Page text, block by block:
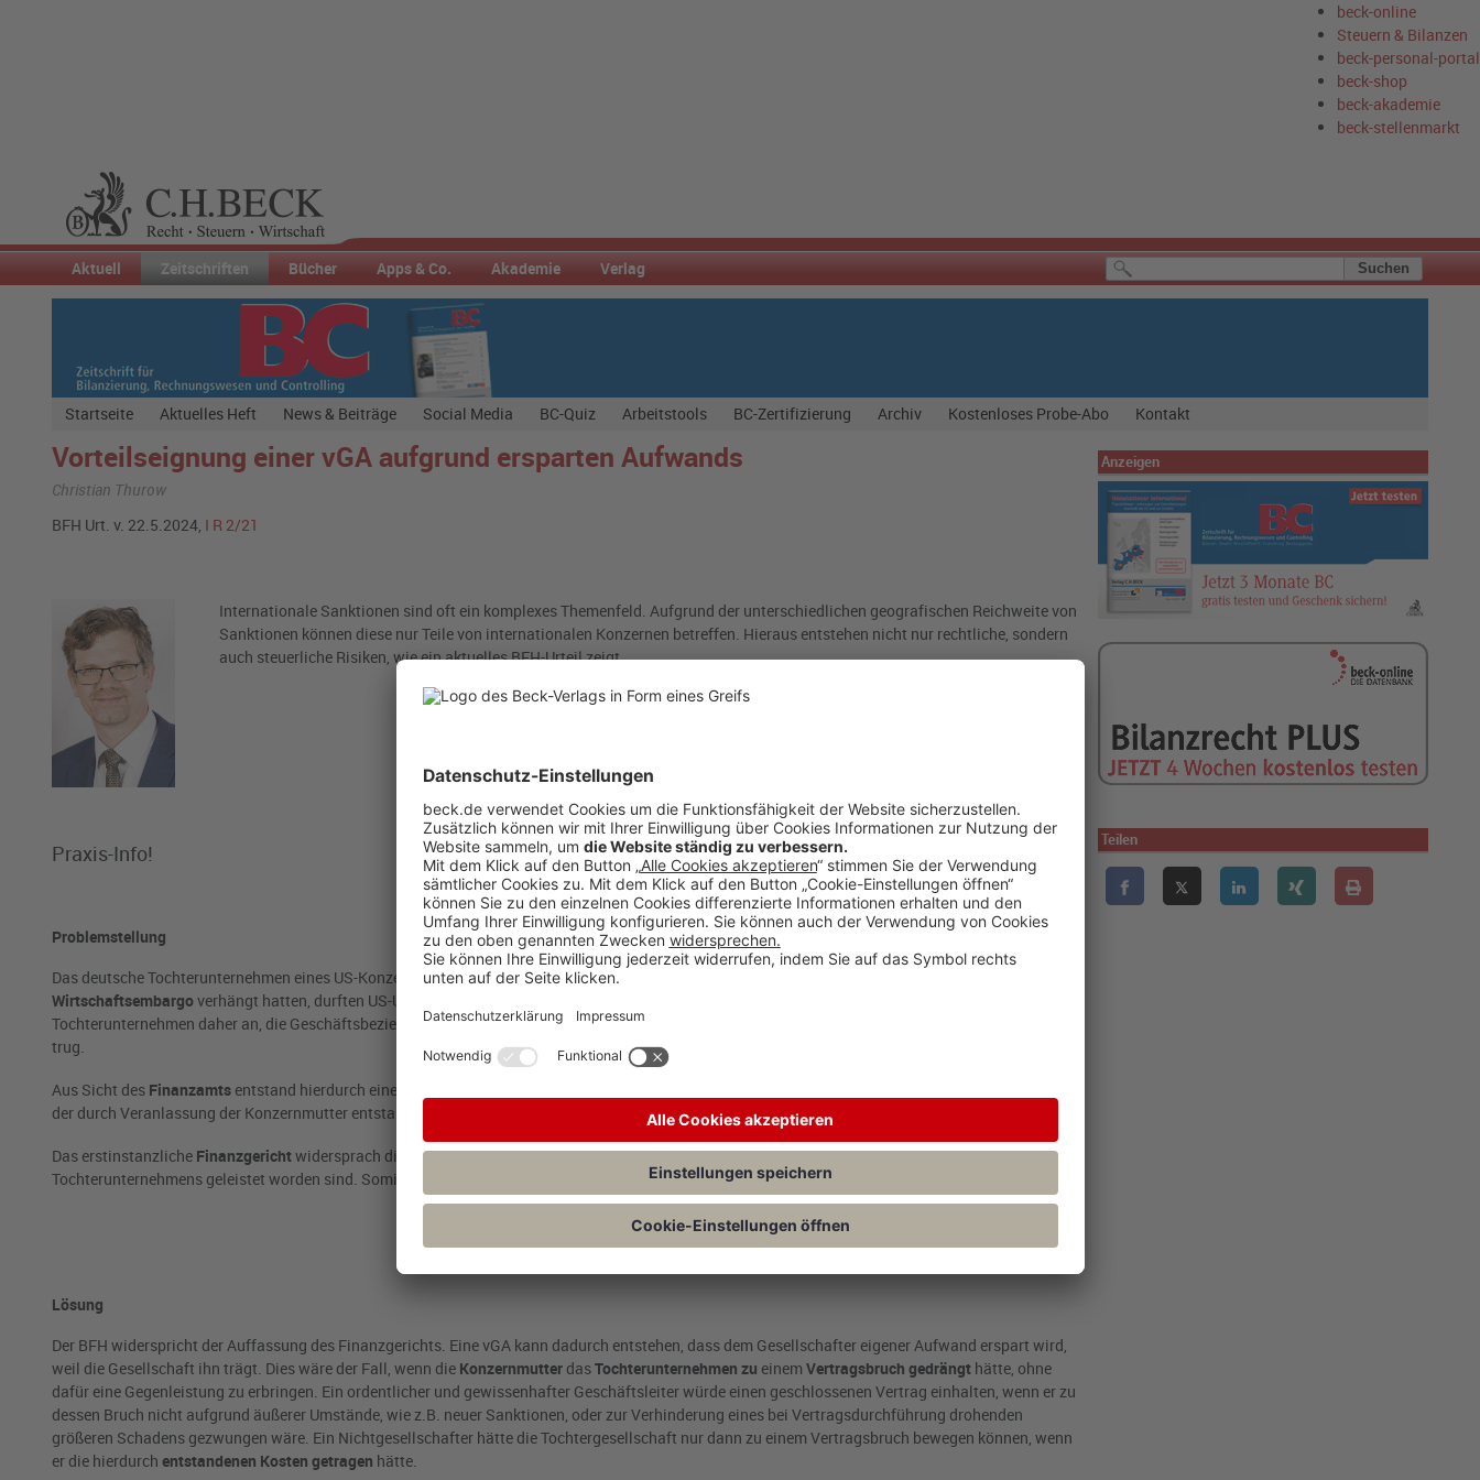
beck-online
Steuern & Bilanzen
beck-personal-portal
beck-shop
beck-akademie
beck-stellenmarkt
Aktuell Zeitschriften Bücher Apps & Co. Akademie Verlag
Startseite Aktuelles Heft News & Beiträge Social Media BC-Quiz Arbeitstools BC-Zertifizierung Archiv Kostenloses Probe-Abo Kontakt
Vorteilseignung einer vGA aufgrund ersparten Aufwands
Christian Thurow
BFH Urt. v. 22.5.2024, I R 2/21
Internationale Sanktionen sind oft ein komplexes Themenfeld. Aufgrund der unterschiedlichen geografischen Reichweite von
Sanktionen können diese nur Teile von internationalen Konzernen betreffen. Hieraus entstehen nicht nur rechtliche, sondern
auch steuerliche Risiken, wie ein aktuelles BFH-Urteil zeigt.
Praxis-Info!
Problemstellung
Das deutsche Tochterunternehmen eines US-Konzerns war geschäftlich in Venezuela tätig. Nachdem die USA gegen das südamerikanische Land ein
Wirtschaftsembargoverhängt hatten, durften US-Unternehmen das Land nicht mehr beliefern. Die Konzernmutter wies das deutsche
Tochterunternehmen daher an, die Geschäftsbeziehung zu beenden. Dies führte zu einer
trug.
Aus Sicht des Finanzamts entstand hierdurch eine verdeckte Gewinnausschüttung (vGA), da das deutsche Unternehmen einen Aufwand getragen hat,
der durch Veranlassung der Konzernmutter entstanden war. Dieser wurde somit ein eigener Aufwand erspart.
Das erstinstanzliche Finanzgerichtwidersprach dieser Sichtweise mit der Begründung, dass die Zahlungen aufgrund rechtlicher Verpflichtungen des
Tochterunternehmens geleistet worden sind. Somit liege keine Veranlassung durch das Gesellschafterverhältnis vor; eine vGA scheide aus.
Lösung
Der BFH widerspricht der Auffassung des Finanzgerichts. Eine vGA kann dadurch entstehen, dass dem Gesellschafter eigener Aufwand erspart wird,
weil die Gesellschaft ihn trägt. Dies wäre der Fall, wenn die Konzernmutter dasTochterunternehmen zu einem Vertragsbruch gedrängt hätte, ohne
dafür eine Gegenleistung zu erbringen. Ein ordentlicher und gewissenhafter Geschäftsleiter würde einen geschlossenen Vertrag einhalten, wenn er zu
dessen Bruch nicht aufgrund äußerer Umstände, wie z.B. neuer Sanktionen, oder zur Verhinderung eines bei Vertragsdurchführung drohenden
größeren Schadens gezwungen wäre. Ein Nichtgesellschafter hätte die Tochtergesellschaft nur dann zu einem Vertragsbruch bewegen können, wenn
er die hierdurch entstandenen Kosten getragen hätte.
Anzeigen
Teilen